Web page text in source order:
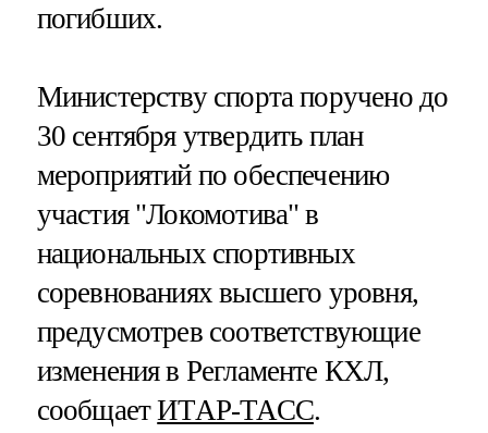
погибших.
Министерству спорта поручено до
30 сентября утвердить план
мероприятий по обеспечению
участия "Локомотива" в
национальных спортивных
соревнованиях высшего уровня,
предусмотрев соответствующие
изменения в Регламенте КХЛ,
сообщаетИТАР-ТАСС.